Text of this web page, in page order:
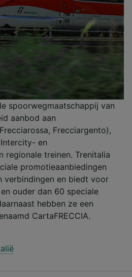
spoorwegmaatschappij van
aanbod aan
Frecciargento),
en
regionale treinen. Trenitalia
promotieaanbiedingen
verbindingen en biedt voor
ouder dan 60 speciale
hebben ze een
CartaFRECCIA.